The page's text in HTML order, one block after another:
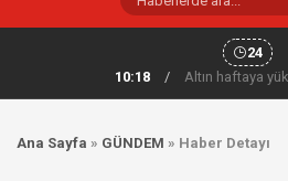
24
10:18
/ Altın haftaya
Ana Sayfa » GÜNDEM » Haber Detayı